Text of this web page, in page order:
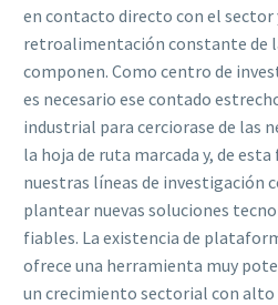
en contacto directo con el
retroalimentación constante de
componen. Como centro de
es necesario ese contado
industrial para cerciorase de las
la hoja de ruta marcada y, de
nuestras líneas de investigación
plantear nuevas soluciones
fiables. La existencia de
ofrece una herramienta muy
un crecimiento sectorial con alto